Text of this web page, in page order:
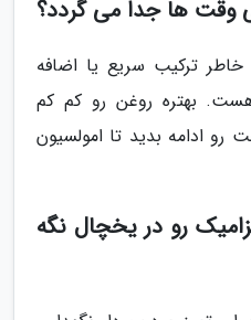
وقت ها جدا می گردد؟
ترکیب سریع یا اضافه
بهتره روغن رو کم کم
رو ادامه بدید تا امولسیون
رو در یخچال نگه